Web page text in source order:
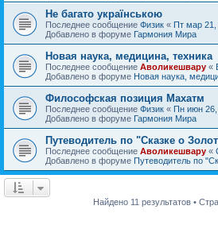
Не багато українською
Последнее сообщение Физик « Пт мар 21,
Добавлено в форуме Гармония Мира
Новая наука, медицина, техника
Последнее сообщение Аволикешвару «
Добавлено в форуме Новая наука,
Философская позиция Махатм
Последнее сообщение Физик « Пн июн 26,
Добавлено в форуме Гармония Мира
Путеводитель по "Сказке о
Последнее сообщение Аволикешвару «
Добавлено в форуме Путеводитель по
Найдено 11 результатов •